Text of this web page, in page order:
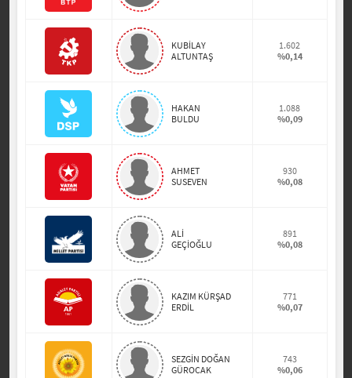
KUBİLAY
ALTUNTAŞ
1.602
%0,14
HAKAN
BULDU
1.088
%0,09
AHMET
SUSEVEN
930
%0,08
ALİ
GEÇİOĞLU
891
%0,08
KAZIM KÜRŞAD
ERDİL
771
%0,07
SEZGİN DOĞAN
GÜROCAK
743
%0,06